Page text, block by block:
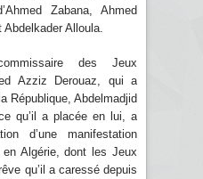
Zabana, Ahmed
Alloula.
des Jeux
Azziz Derouaz, qui a
République, Abdelmadjid
qu’il a placée en lui, a
d’une manifestation
en Algérie, dont les Jeux
qu’il a caressé depuis